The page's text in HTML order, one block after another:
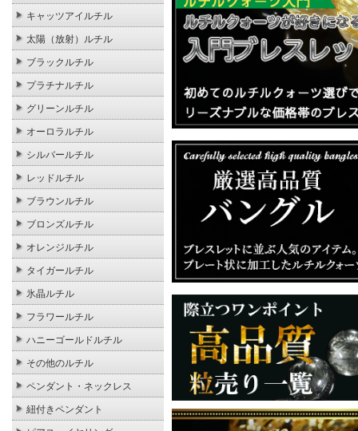
キャッツアイルチル
太陽（放射）ルチル
ブラックルチル
プラチナルチル
グリーンルチル
オーロラルチル
シルバールチル
レッドルチル
ブラウンルチル
ブロンズルチル
オレンジルチル
タイガールチル
氷晶ルチル
フラワールチル
ハニーゴールドルチル
その他のルチル
ペンダント・ネックレス
紐付きペンダント